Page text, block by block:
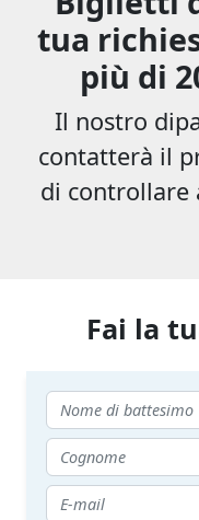
tua
più di
Il nostro
contatterà il
di controllare
Fai la